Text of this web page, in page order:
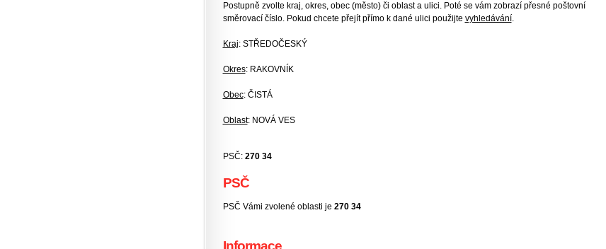
Postupně zvolte kraj, okres, obec (město) či oblast a ulici. Poté se vám zobrazí přesné poštovní
směrovací číslo. Pokud chcete přejít přímo k dané ulici použijte vyhledávání.
Kraj: STŘEDOČESKÝ
Okres: RAKOVNÍK
Obec: ČISTÁ
Oblast: NOVÁ VES
PSČ: 270 34
PSČ
PSČ Vámi zvolené oblasti je 270 34
Informace